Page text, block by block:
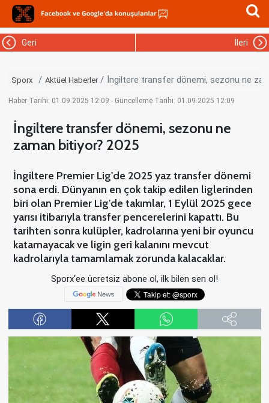
Geri İleri
Sporx Aktüel Haberler İngiltere transfer dönemi, sezonu ne
Haber Tarihi: 01.09.2025 12:09 - Güncelleme Tarihi: 01.09.2025 12:09
İngiltere transfer dönemi, sezonu ne
zaman bitiyor? 2025
İngiltere Premier Lig'de 2025 yaz transfer dönemi
sona erdi. Dünyanın en çok takip edilen liglerinden
biri olan Premier Lig'de takımlar, 1 Eylül 2025 gece
yarısı itibarıyla transfer pencerelerini kapattı. Bu
tarihten sonra kulüpler, kadrolarına yeni bir oyuncu
katamayacak ve ligin geri kalanını mevcut
kadrolarıyla tamamlamak zorunda kalacaklar.
Sporx'ee ücretsiz abone ol, ilk bilen sen ol!